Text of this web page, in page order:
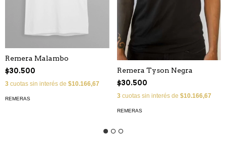
Remera Malambo
$30.500
3 cuotas sin interés de $10.166,67
REMERAS
Remera Tyson Negra
$30.500
3cuotas sin interés de $10.166,67
REMERAS